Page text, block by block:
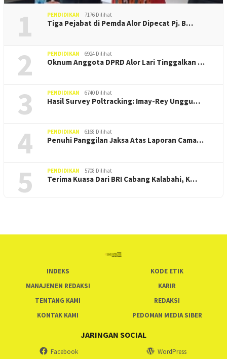
1 PENDIDIKAN 7176 Dilihat
Tiga Pejabat di Pemda Alor Dipecat Pj. B…
2 PENDIDIKAN 6924 Dilihat
Oknum Anggota DPRD Alor Lari Tinggalkan …
3 PENDIDIKAN 6740 Dilihat
Hasil Survey Poltracking: Imay-Rey Unggu…
4 PENDIDIKAN 6168 Dilihat
Penuhi Panggilan Jaksa Atas Laporan Cama…
5 PENDIDIKAN 5708 Dilihat
Terima Kuasa Dari BRI Cabang Kalabahi, K…
INDEKS
KODE ETIK
MANAJEMEN REDAKSI
KARIR
TENTANG KAMI
REDAKSI
KONTAK KAMI
PEDOMAN MEDIA SIBER
JARINGAN SOCIAL
Facebook WordPress